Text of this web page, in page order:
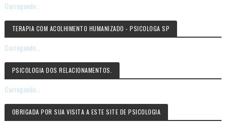
Carregando...
TERAPIA COM ACOLHIMENTO HUMANIZADO - PSICOLOGA SP
Carregando...
PSICOLOGIA DOS RELACIONAMENTOS.
Carregando...
OBRIGADA POR SUA VISITA A ESTE SITE DE PSICOLOGIA